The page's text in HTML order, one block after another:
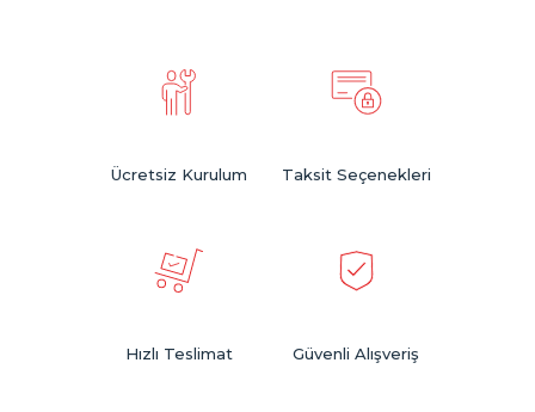
Ücretsiz Kurulum Taksit Seçenekleri
Hızlı Teslimat Güvenli Alışveriş